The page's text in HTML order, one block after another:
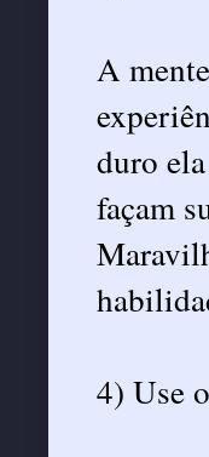
A
duro
façam
4) Use